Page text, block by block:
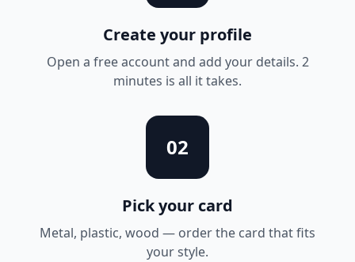
Create your profile
Open a free account and add your details. 2
minutes is all it takes.
02
Pick your card
Metal, plastic, wood — order the card that fits
your style.